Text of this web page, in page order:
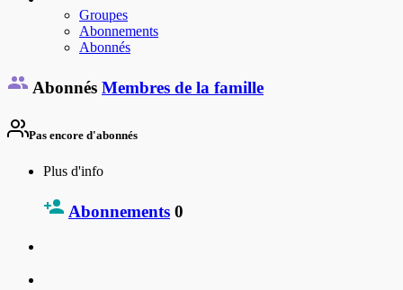
Groupes
Abonnements
Abonnés
Abonnés Membres de la famille
Pas encore d'abonnés
Plus d'info
Abonnements 0